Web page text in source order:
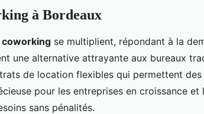
à Bordeaux
coworking se multiplient, répondant à la
une alternative attrayante aux bureaux
de location flexibles qui permettent
pour les entreprises en croissance et
sans pénalités.